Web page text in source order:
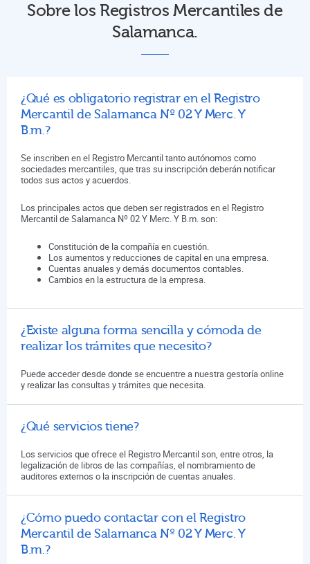
Sobre los Registros Mercantiles de
Salamanca.
¿Qué es obligatorio registrar en el Registro
Mercantil de Salamanca Nº 02 Y Merc. Y
B.m.?
Se inscriben en el Registro Mercantil tanto autónomos como
sociedades mercantiles, que tras su inscripción deberán notificar
todos sus actos y acuerdos.
Los principales actos que deben ser registrados en el Registro
Mercantil de Salamanca Nº 02 Y Merc. Y B.m. son:
Constitución de la compañía en cuestión.
Los aumentos y reducciones de capital en una empresa.
Cuentas anuales y demás documentos contables.
Cambios en la estructura de la empresa.
¿Existe alguna forma sencilla y cómoda de
realizar los trámites que necesito?
Puede acceder desde donde se encuentre a nuestra gestoría online
y realizar las consultas y trámites que necesita.
¿Qué servicios tiene?
Los servicios que ofrece el Registro Mercantil son, entre otros, la
legalización de libros de las compañías, el nombramiento de
auditores externos o la inscripción de cuentas anuales.
¿Cómo puedo contactar con el Registro
Mercantil de Salamanca Nº 02 Y Merc. Y
B.m.?